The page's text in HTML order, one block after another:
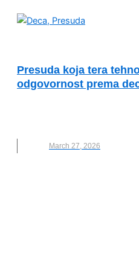
Presuda koja tera
odgovornost prema
March 27, 2026